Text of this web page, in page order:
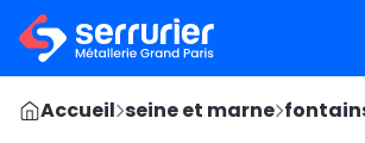
Accueil seine et marne